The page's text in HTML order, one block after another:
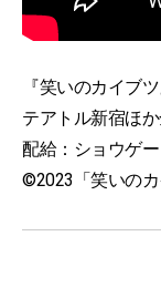
『笑いのカイブツ
テアトル新宿ほ
配給：ショウゲ
©2023「笑いの